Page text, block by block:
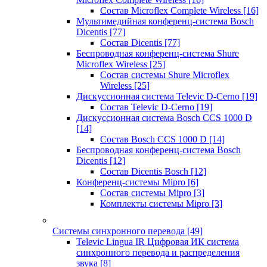
Состав Microflex Complete Wireless [16]
Мультимедийная конференц-система Bosch
Dicentis [77]
Состав Dicentis [77]
Беспроводная конференц-система Shure
Microflex Wireless [25]
Состав системы Shure Microflex
Wireless [25]
Дискуссионная система Televic D-Cerno [19]
Состав Televic D-Cerno [19]
Дискуссионная система Bosch CCS 1000 D
[14]
Состав Bosch CCS 1000 D [14]
Беспроводная конференц-система Bosch
Dicentis [12]
Состав Dicentis Bosch [12]
Конференц-системы Mipro [6]
Состав системы Mipro [3]
Комплекты системы Mipro [3]
Системы синхронного перевода [49]
Televic Lingua IR Цифровая ИК система
синхронного перевода и распределения
звука [8]